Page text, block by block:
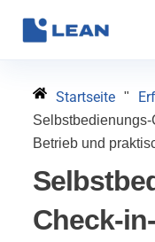
Startseite "
Betrieb und
Check-